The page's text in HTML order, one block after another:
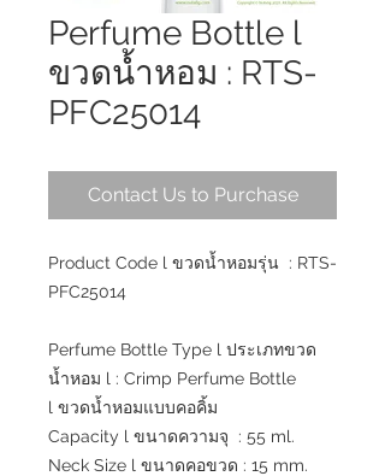
Perfume Bottle l
ขวดน้ำหอม : RTS-
PFC25014
Contact Us to Purchase
Product Code l ขวดน้ำหอมรุ่น : RTS-
PFC25014
Perfume Bottle Type l ประเภทขวด
น้ำหอม l : Crimp Perfume Bottle
l ขวดน้ำหอมแบบคอคิ้ม
Capacity l ขนาดความจุ : 55 ml.
Neck Size l ขนาดคอขวด : 15 mm.